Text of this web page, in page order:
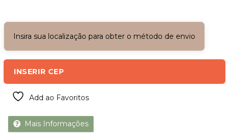
Insira sua localização para obter o método de envio
INSERIR CEP
Add ao Favoritos
Mais Informações